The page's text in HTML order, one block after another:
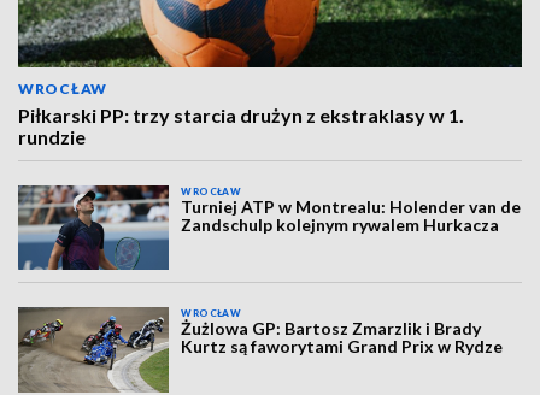
WROCŁAW
Piłkarski PP: trzy starcia drużyn z ekstraklasy w 1.
rundzie
WROCŁAW
Turniej ATP w Montrealu: Holender van de
Zandschulp kolejnym rywalem Hurkacza
WROCŁAW
Żużlowa GP: Bartosz Zmarzlik i Brady
Kurtz są faworytami Grand Prix w Rydze